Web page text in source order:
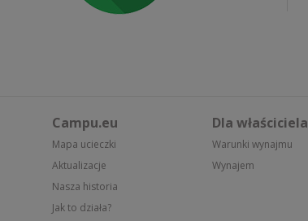
Campu.eu
Mapa ucieczki
Aktualizacje
Nasza historia
Jak to działa?
Dla właściciela
Warunki wynajmu
Wynajem